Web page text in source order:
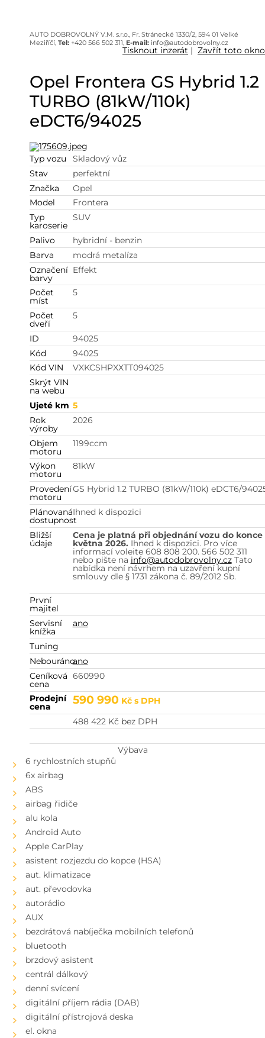
AUTO DOBROVOLNÝ V.M. s.r.o., Fr. Stránecké 1330/2, 594 01 Velké
Meziříčí, Tel: +420 566 502 311, E-mail: info@autodobrovolny.cz
Tisknout inzerát | Zavřít toto okno
Opel Frontera GS Hybrid 1.2
TURBO (81kW/110k)
eDCT6/94025
Typ vozu
Skladový vůz
Stav
perfektní
Značka
Opel
Model
Frontera
Typ
karoserie
SUV
Palivo
hybridní - benzin
Barva
modrá metalíza
Označení
barvy
Effekt
Počet
míst
5
Počet
dveří
5
ID
94025
Kód
94025
Kód VIN
VXKCSHPXXTT094025
Skrýt VIN
na webu
Ujeté km 5
Rok
výroby
2026
Objem
motoru
1199ccm
Výkon
motoru
81kW
Provedení
motoru
GS Hybrid 1.2 TURBO (81kW/110k) eDCT6/
Plánovaná
dostupnost
Ihned k dispozici
Bližší
údaje
Cena je platná při objednání vozu do konce
května 2026. Ihned k dispozici. Pro více
informací volejte 608 808 200, 566 502 311
nebo pište na info@autodobrovolny.czTato
nabídka není návrhem na uzavření kupní
smlouvy dle § 1731 zákona č. 89/2012 Sb.
První
majitel
Servisní
knížka
ano
Tuning
Nebouránoano
Ceníková
cena
660990
Prodejní
cena 590 990Kčs DPH
488 422 Kč bez DPH
Výbava
6 rychlostních stupňů
6x airbag
ABS
airbag řidiče
alu kola
Android Auto
Apple CarPlay
asistent rozjezdu do kopce (HSA)
aut. klimatizace
aut. převodovka
autorádio
AUX
bezdrátová nabíječka mobilních telefonů
bluetooth
brzdový asistent
centrál dálkový
denní svícení
digitální příjem rádia (DAB)
digitální přístrojová deska
el. okna